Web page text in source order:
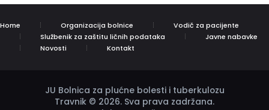
Home Organizacija bolnice
Vodič za pacijente
Službenik za zaštitu ličnih podataka
Javne nabavke
Novosti
Kontakt
JU Bolnica za plućne bolesti i tuberkulozu
Travnik © 2026. Sva prava zadržana.